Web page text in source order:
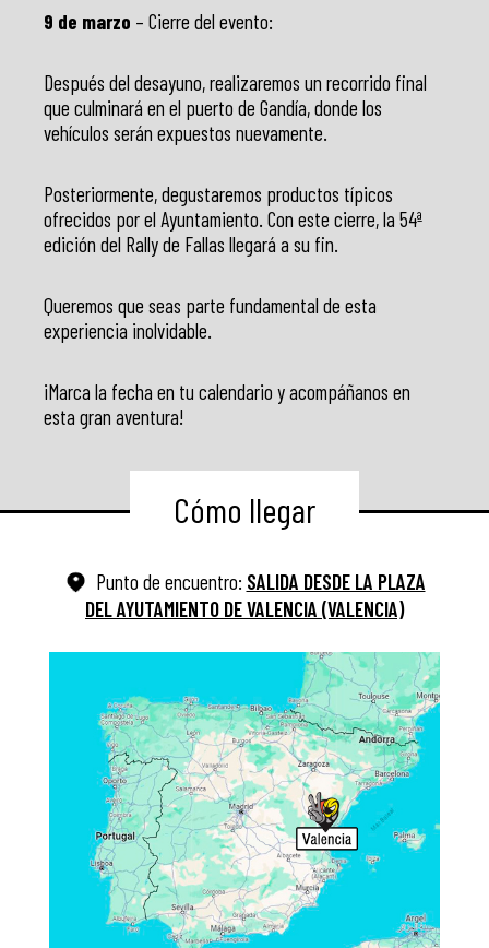
9 de marzo – Cierre del evento:
Después del desayuno, realizaremos un recorrido final
que culminará en el puerto de Gandía, donde los
vehículos serán expuestos nuevamente.
Posteriormente, degustaremos productos típicos
ofrecidos por el Ayuntamiento. Con este cierre, la 54ª
edición del Rally de Fallas llegará a su fin.
Queremos que seas parte fundamental de esta
experiencia inolvidable.
¡Marca la fecha en tu calendario y acompáñanos en
esta gran aventura!
Cómo llegar
Punto de encuentro: SALIDA DESDE LA PLAZA
DEL AYUTAMIENTO DE VALENCIA (VALENCIA)